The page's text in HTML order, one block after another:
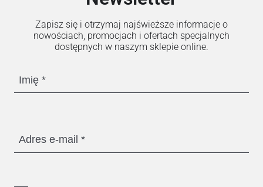
Zapisz się i otrzymaj najświeższe informacje o
nowościach, promocjach i ofertach specjalnych
dostępnych w naszym sklepie online.
Imię
Adres e-mail